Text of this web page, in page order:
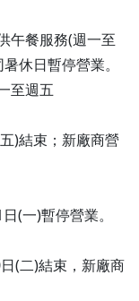
午餐服務(週一至
休日暫停營業。
至週五
)結束；新廠商營
(一)暫停營業。
(二)結束，新廠商